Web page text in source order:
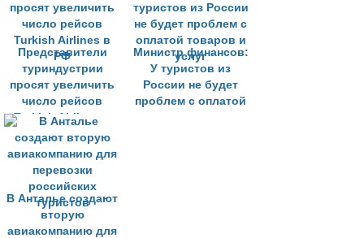
Представители
туриндустрии
просят увеличить
число рейсов
Turkish Airlines в
РФ
Министр финансов:
У туристов из
России не будет
проблем с оплатой
В Анталье создают
вторую
авиакомпанию для